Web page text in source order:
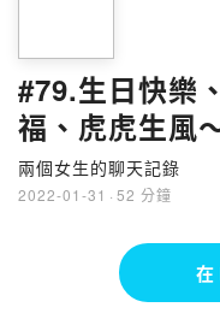
#79.生日快樂
福、虎虎生風
兩個女生的聊天記錄
2022-01-31 · 52 分鐘
在